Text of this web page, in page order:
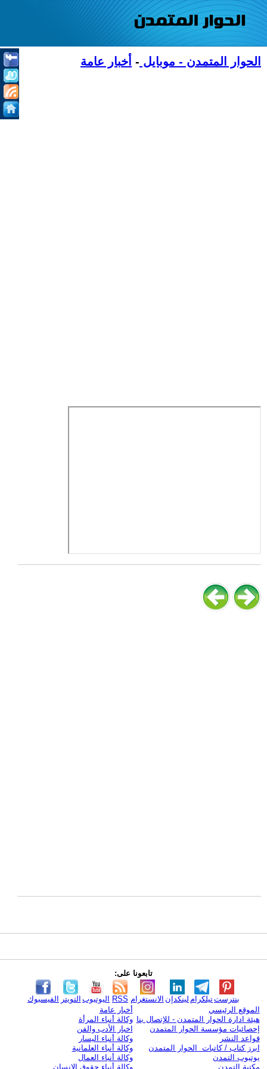
الحوار المتمدن - موبايل - أخبار عامة
تابعونا على:
الفيسبوك التويتر اليوتيوب RSS الانستغرام لينكدإن تيلكرامبنترست
الموقع الرئيسي
هيئة ادارة الحوار المتمدن - للإتصال بنا
إحصائيات مؤسسة الحوار المتمدن
قواعد النشر
ابرز كتاب / كاتبات الحوار المتمدن
يوتيوب التمدن
مكتبة التمدن
أخبار عامة
وكالة أنباء المرأة
اخبار الأدب والفن
وكالة أنباء اليسار
وكالة أنباء العلمانية
وكالة أنباء العمال
وكالة أنباء حقوق الإنسان